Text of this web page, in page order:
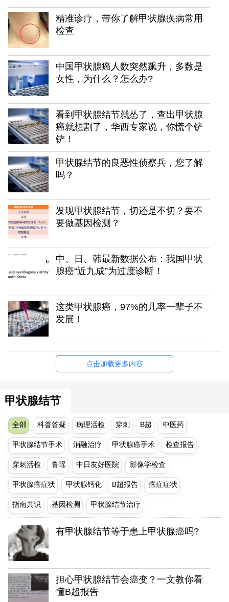
精准诊疗，带你了解甲状腺疾病常用
检查
中国甲状腺癌人数突然飙升，多数是
女性，为什么？怎么办?
看到甲状腺结节就怂了，查出甲状腺
癌就想割了，华西专家说，你慌个铲
铲！
甲状腺结节的良恶性侦察兵，您了解
吗？
发现甲状腺结节，切还是不切？要不
要做基因检测？
中、日、韩最新数据公布：我国甲状
腺癌“近九成”为过度诊断！
这类甲状腺癌，97%的几率一辈子不
发展！
点击加载更多内容
甲状腺结节
全部 科普答疑 病理活检 穿刺 B超 中医药
甲状腺结节手术 消融治疗 甲状腺癌手术 检查报告
穿刺活检 鲁瑶 中日友好医院 影像学检查
甲状腺癌症状 甲状腺钙化 B超报告 癌症症状
指南共识 基因检测 甲状腺结节治疗
有甲状腺结节等于患上甲状腺癌吗?
担心甲状腺结节会癌变？一文教你看
懂B超报告